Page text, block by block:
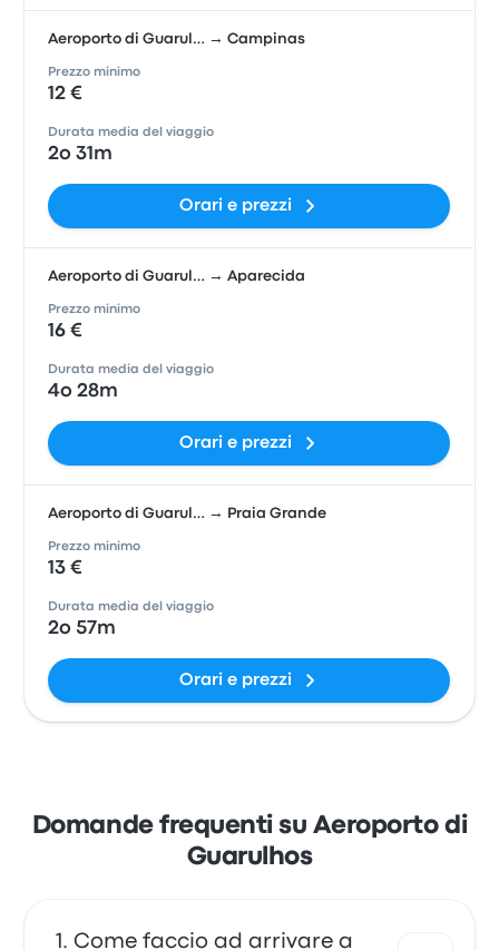
Aeroporto di Guarul… → Campinas
Prezzo minimo
12 €
Durata media del viaggio
2o 31m
Orari e prezzi
Aeroporto di Guarul… → Aparecida
Prezzo minimo
16 €
Durata media del viaggio
4o 28m
Orari e prezzi
Aeroporto di Guarul… → Praia Grande
Prezzo minimo
13 €
Durata media del viaggio
2o 57m
Orari e prezzi
Domande frequenti su Aeroporto di
Guarulhos
Come faccio ad arrivare a